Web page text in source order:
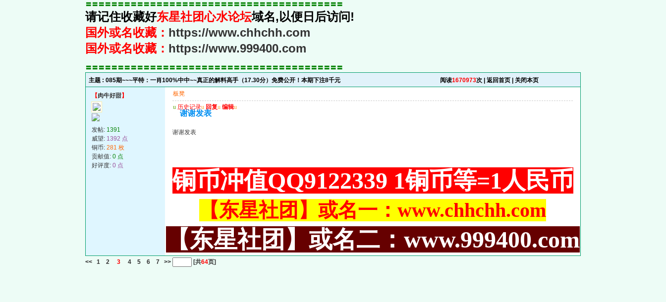
〓〓〓〓〓〓〓〓〓〓〓〓〓〓〓〓〓〓〓〓〓〓〓〓〓〓〓〓〓〓〓〓〓〓〓〓〓〓〓〓
请记住收藏好东星社团心水论坛域名,以便日后访问!
国外或名收藏： https://www.chhchh.com
国外或名收藏： https://www.999400.com
〓〓〓〓〓〓〓〓〓〓〓〓〓〓〓〓〓〓〓〓〓〓〓〓〓〓〓〓〓〓〓〓〓〓〓〓〓〓〓〓
主题 : 085期~~~平特：一肖100%中中~~真正的解料高手（17.30分）免费公开！本期下注8千元 阅读1670973次 | 返回首页 关闭本页
【肉牛好甜】
发帖: 1391
威望: 1392 点
铜币: 281 枚
贡献值: 0 点
好评度: 0 点
板凳
u 历史记录u 回复u 编辑u
谢谢发表
谢谢发表
铜币冲值QQ9122339 1铜币等=1人民币
【东星社团】或名一：www.chhchh.com
【东星社团】或名二：www.999400.com
<< 1 2 3 4 5 6 7 >> [共64页]